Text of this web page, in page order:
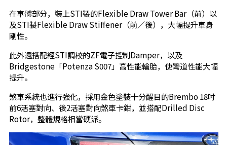
在車體部分，裝上STI製的Flexible Draw Tower Bar（前）以
及STI製Flexible Draw Stiffener（前／後），大幅提升車身
剛性。
此外還搭配經STI調校的ZF電子控制Damper，以及
Bridgestone「Potenza S007」高性能輪胎，使彎道性能大幅
提升。
煞車系統也進行強化，採用金色塗裝十分醒目的Brembo 18吋
前6活塞對向、後2活塞對向煞車卡鉗，並搭配Drilled Disc
Rotor，整體規格相當硬派。